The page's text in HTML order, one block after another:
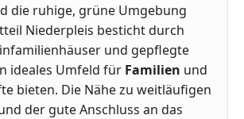
die ruhige, grüne Umgebung
Niederpleis besticht durch
und gepflegte
ideales Umfeld für Familien und
bieten. Die Nähe zu weitläufigen
der gute Anschluss an das